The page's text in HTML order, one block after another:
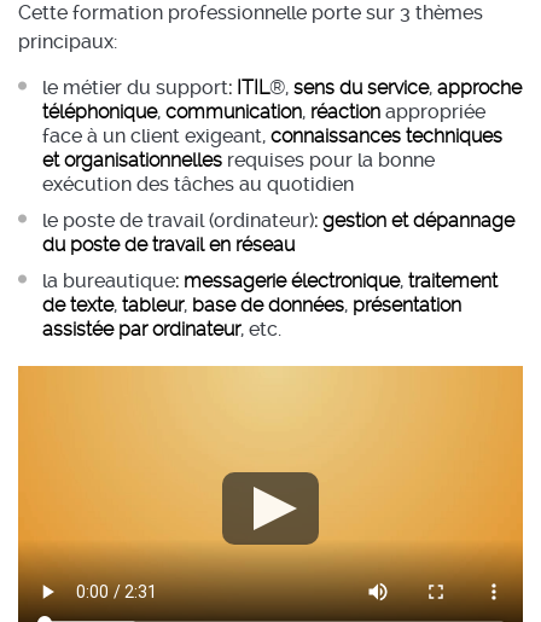
Cette formation professionnelle porte sur 3 thèmes
principaux:
le métier du support: ITIL®, sens du service, approche
téléphonique, communication, réaction appropriée
face à un client exigeant, connaissances techniques
et organisationnelles requises pour la bonne
exécution des tâches au quotidien
le poste de travail (ordinateur): gestion et dépannage
du poste de travail en réseau
la bureautique: messagerie électronique, traitement
de texte, tableur, base de données, présentation
assistée par ordinateur, etc.